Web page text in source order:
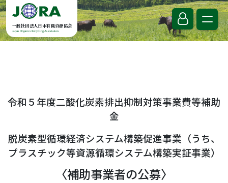
Skip to content
一般社団法人日本有機資源協会
Japan Organics Recycling Association
令和５年度二酸化炭素排出抑制対策事業費等補助
金
脱炭素型循環経済システム構築促進事業（うち、
プラスチック等資源循環システム構築実証事業）
〈補助事業者の公募〉